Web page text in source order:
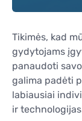
Tikimės, kad
gydytojams
panaudoti
galima padėti
labiausiai
ir